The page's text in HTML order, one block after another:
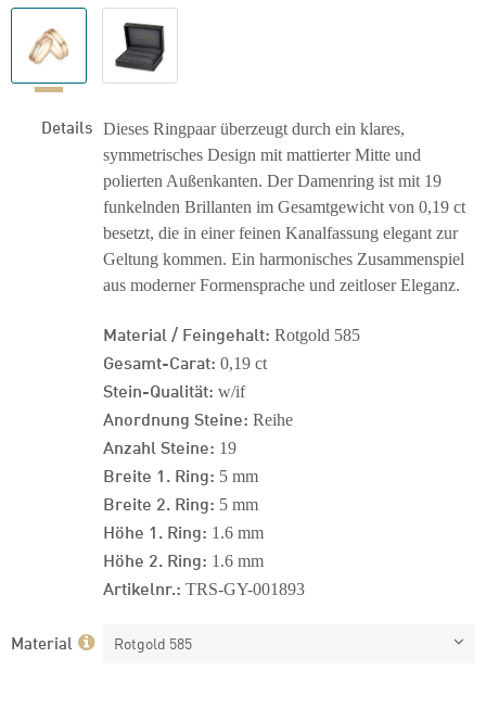
Details Dieses Ringpaar überzeugt durch ein klares,
symmetrisches Design mit mattierter Mitte und
polierten Außenkanten. Der Damenring ist mit 19
funkelnden Brillanten im Gesamtgewicht von 0,19 ct
besetzt, die in einer feinen Kanalfassung elegant zur
Geltung kommen. Ein harmonisches Zusammenspiel
aus moderner Formensprache und zeitloser Eleganz.
Material / Feingehalt: Rotgold 585
Gesamt-Carat: 0,19 ct
Stein-Qualität: w/if
Anordnung Steine: Reihe
Anzahl Steine: 19
Breite 1. Ring: 5 mm
Breite 2. Ring: 5 mm
Höhe 1. Ring: 1.6 mm
Höhe 2. Ring: 1.6 mm
Artikelnr.: TRS-GY-001893
Material Rotgold 585